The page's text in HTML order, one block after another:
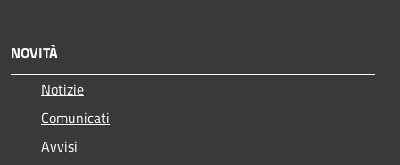
NOVITÀ
Notizie
Comunicati
Avvisi